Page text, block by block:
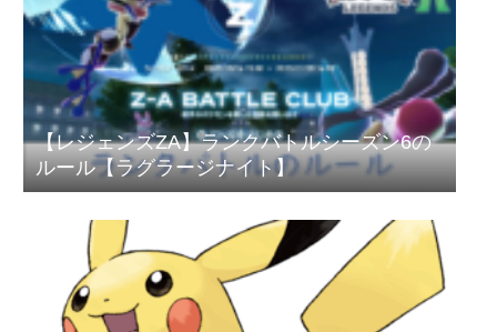
【レジェンズZA】ランクバトルシーズン6の
ルール【ラグラージナイト】